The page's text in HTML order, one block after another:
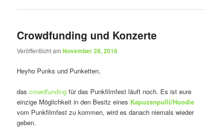
Crowdfunding und Konzerte
Veröffentlicht amNovember 28, 2016
Heyho Punks und Punketten,
dascrowdfunding für das Punkfilmfest läuft noch. Es ist eure
einzige Möglichkeit in den Besitz eines Kapuzenpulli/Hoodie
vom Punkfilmfest zu kommen, wird es danach niemals wieder
geben.